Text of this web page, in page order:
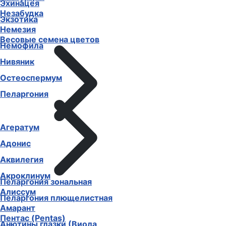
Незабудка
Немезия
Немофила
Нивяник
Остеоспермум
Пеларгония
Пеларгония зональная
Пеларгония плющелистная
Пентас (Pentas)
Эхинацея
Экзотика
Весовые семена цветов
Агератум
Адонис
Аквилегия
Акроклинум
Алиссум
Амарант
Анютины глазки (Виола